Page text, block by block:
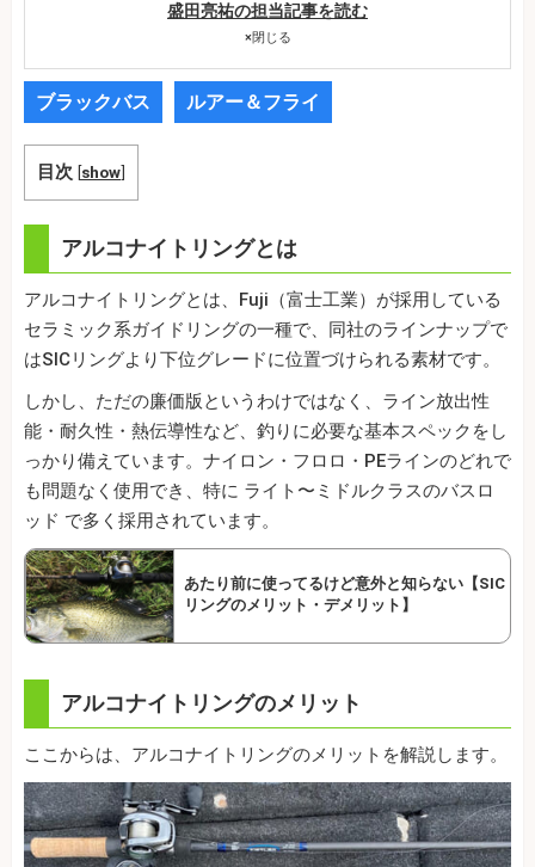
盛田亮祐の担当記事を読む
×閉じる
ブラックバス ルアー＆フライ
目次 [show]
アルコナイトリングとは
アルコナイトリングとは、Fuji（富士工業）が採用している
セラミック系ガイドリングの一種で、同社のラインナップで
はSICリングより下位グレードに位置づけられる素材です。
しかし、ただの廉価版というわけではなく、ライン放出性
能・耐久性・熱伝導性など、釣りに必要な基本スペックをし
っかり備えています。ナイロン・フロロ・PEラインのどれで
も問題なく使用でき、特に ライト〜ミドルクラスのバスロ
ッド で多く採用されています。
あたり前に使ってるけど意外と知らない【SIC
リングのメリット・デメリット】
アルコナイトリングのメリット
ここからは、アルコナイトリングのメリットを解説します。